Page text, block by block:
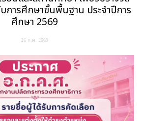
การศึกษาขั้นพื้นฐาน ประจำปีการ
ศึกษา 2569
26 ก.ค. 2569